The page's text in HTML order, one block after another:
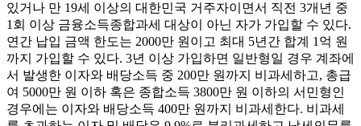
있거나 만 19세 이상의 대한민국 거주자이면서 직전 3개년 중
1회 이상 금융소득종합과세 대상이 아닌 자가 가입할 수 있다.
연간 납입 금액 한도는 2000만 원이고 최대 5년간 합계 1억 원
까지 가입할 수 있다. 3년 이상 가입하면 일반형일 경우 계좌에
서 발생한 이자와 배당소득 중 200만 원까지 비과세하고, 총급
여 5000만 원 이하 혹은 종합소득 3800만 원 이하의 서민형인
경우에는 이자와 배당소득 400만 원까지 비과세한다. 비과세